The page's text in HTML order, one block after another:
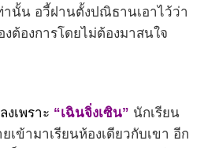
านั้น อวี้ฝานตั้งปณิธานเอาไว้ว่า
ต้องการโดยไม่ต้องมาสนใจ
เพราะ “เฉินจิ่งเซิน” นักเรียน
ข้ามาเรียนห้องเดียวกับเขา อีก